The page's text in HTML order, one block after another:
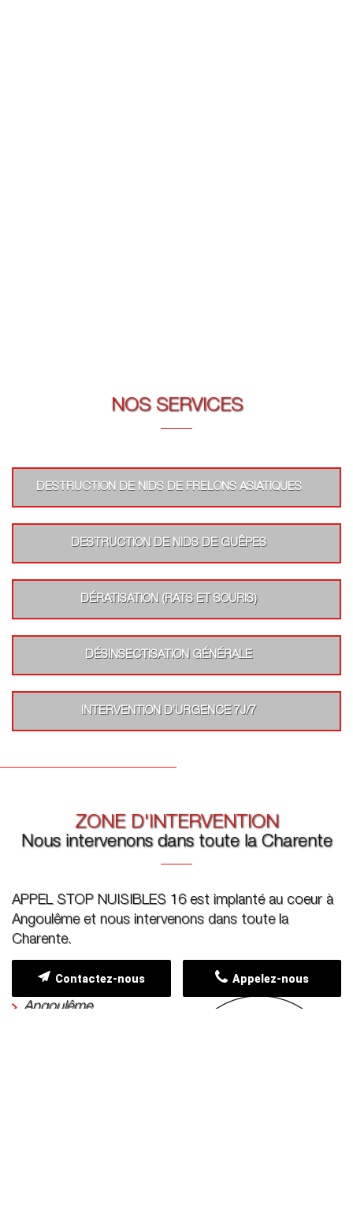
NOS SERVICES
DESTRUCTION DE NIDS DE FRELONS ASIATIQUES
DESTRUCTION DE NIDS DE GUÊPES
DÉRATISATION (RATS ET SOURIS)
DÉSINSECTISATION GÉNÉRALE
INTERVENTION D’URGENCE 7J/7
ZONE D'INTERVENTION
Nous intervenons dans toute la Charente
APPEL STOP NUISIBLES 16 est implanté au coeur à
Angoulême et nous intervenons dans toute la
Charente.
Angoulême
Appelez-nous
Contactez-nous